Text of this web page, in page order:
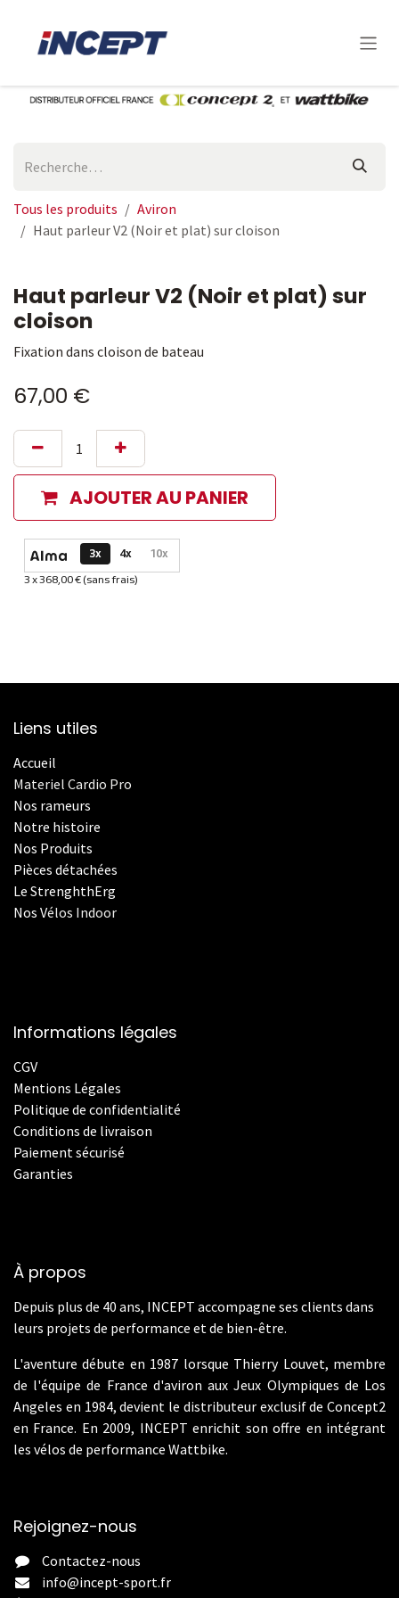
Tous les produits
Aviron
Haut parleur V2 (Noir et plat) sur cloison
Haut parleur V2 (Noir et plat) sur
cloison
Fixation dans cloison de bateau
67,00 €
AJOUTER AU PANIER
Options de paiement disponibles
3x 4x 10x
Informations sur le plan de paiement sélectionné
3 x 368,00 € (sans frais)
Liens utiles
Accueil
Materiel Cardio Pro
Nos rameurs
Notre histoire
Nos Produits
Pièces détachées
Le StrenghthErg
Nos Vélos Indoor
Informations légales
CGV
Mentions Légales
Politique de confidentialité
Conditions de livraison
Paiement sécurisé
Garanties
À propos
Depuis plus de 40 ans, INCEPT accompagne ses clients dans
leurs projets de performance et de bien-être.
L'aventure débute en 1987 lorsque Thierry Louvet, membre
de l'équipe de France d'aviron aux Jeux Olympiques de Los
Angeles en 1984, devient le distributeur exclusif de Concept2
en France. En 2009, INCEPT enrichit son offre en intégrant
les vélos de performance Wattbike.
Rejoignez-nous
Contactez-nous
info@incept-sport.fr